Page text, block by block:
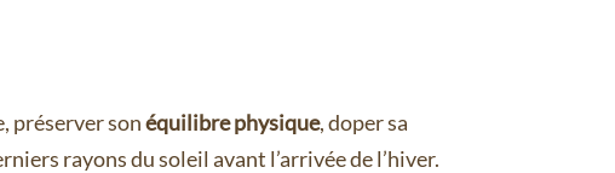
préserver sonéquilibre physique, doper sa
rayons du soleil avant l’arrivée de l’hiver.